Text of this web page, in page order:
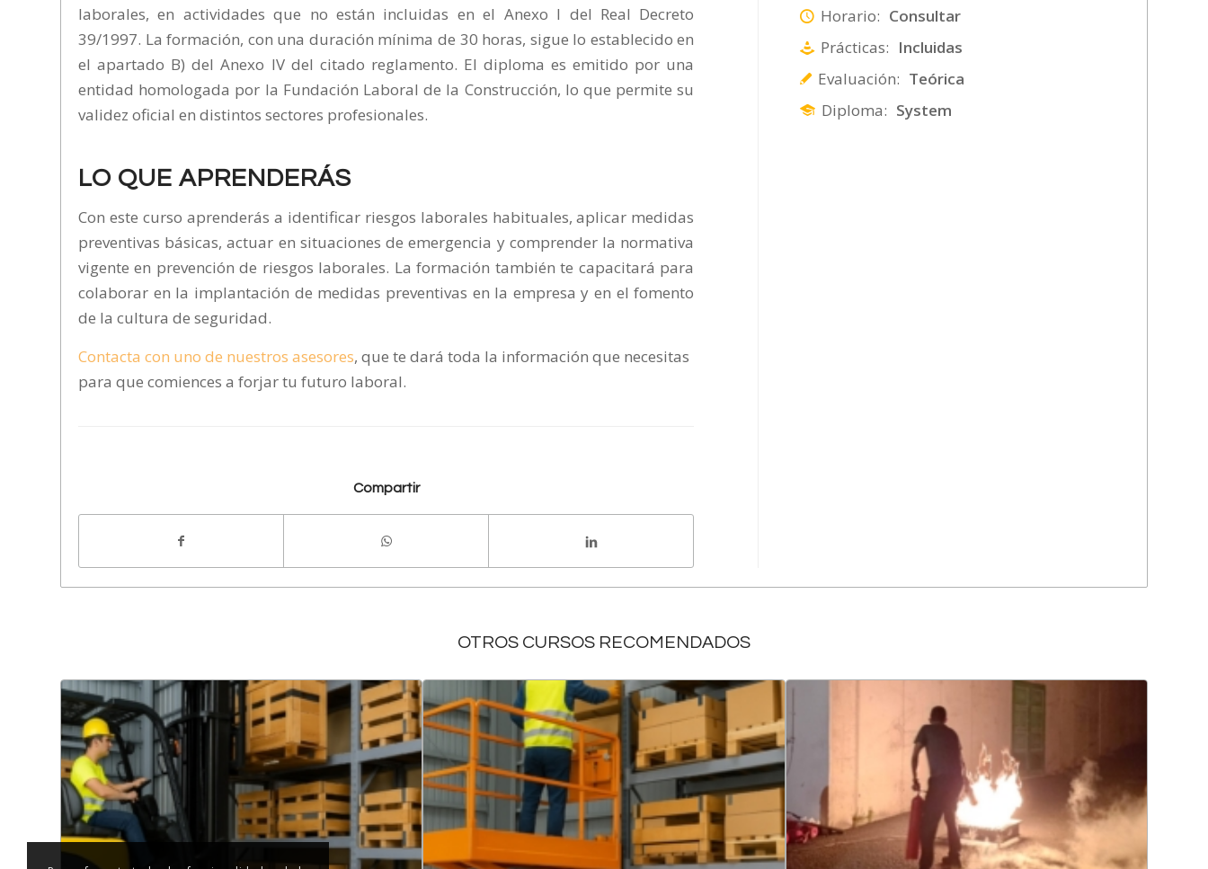
laborales, en actividades que no están incluidas en el Anexo I del Real Decreto
39/1997. La formación, con una duración mínima de 30 horas, sigue lo establecido en
el apartado B) del Anexo IV del citado reglamento. El diploma es emitido por una
entidad homologada por la Fundación Laboral de la Construcción, lo que permite su
validez oficial en distintos sectores profesionales.
LO QUE APRENDERÁS
Con este curso aprenderás a identificar riesgos laborales habituales, aplicar medidas
preventivas básicas, actuar en situaciones de emergencia y comprender la normativa
vigente en prevención de riesgos laborales. La formación también te capacitará para
colaborar en la implantación de medidas preventivas en la empresa y en el fomento
de la cultura de seguridad.
Contacta con uno de nuestros asesores, que te dará toda la información que necesitas
para que comiences a forjar tu futuro laboral.
Compartir
Horario: Consultar
Prácticas: Incluidas
Evaluación: Teórica
Diploma: System
OTROS CURSOS RECOMENDADOS